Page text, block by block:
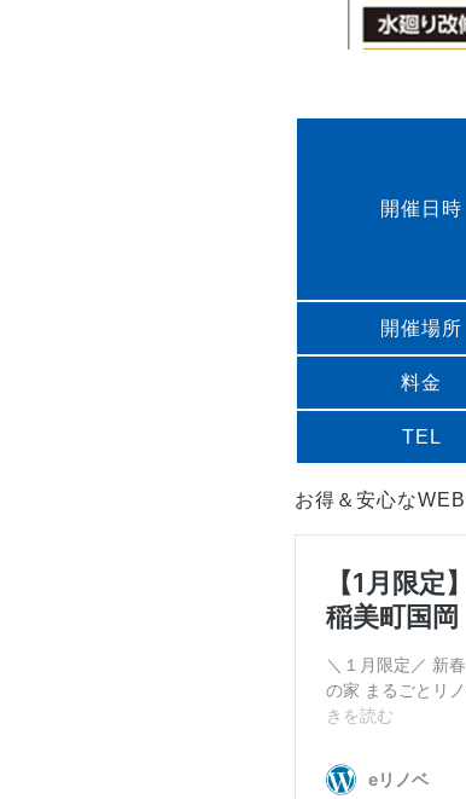
開催日時
開催場所
料金
TEL
お得＆安心な